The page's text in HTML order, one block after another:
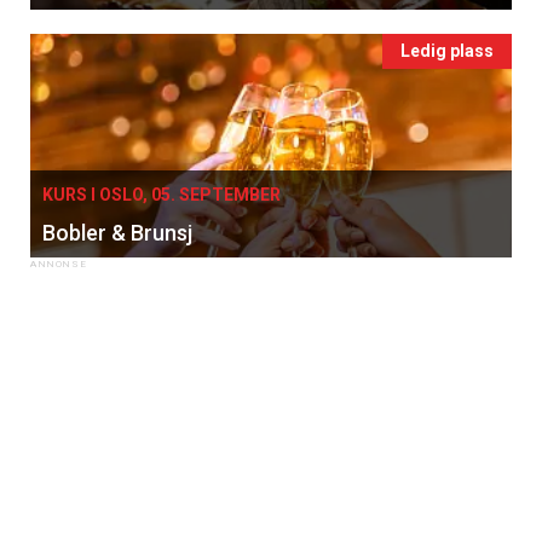
Ledig plass
KURS I OSLO, 05. SEPTEMBER
Bobler & Brunsj